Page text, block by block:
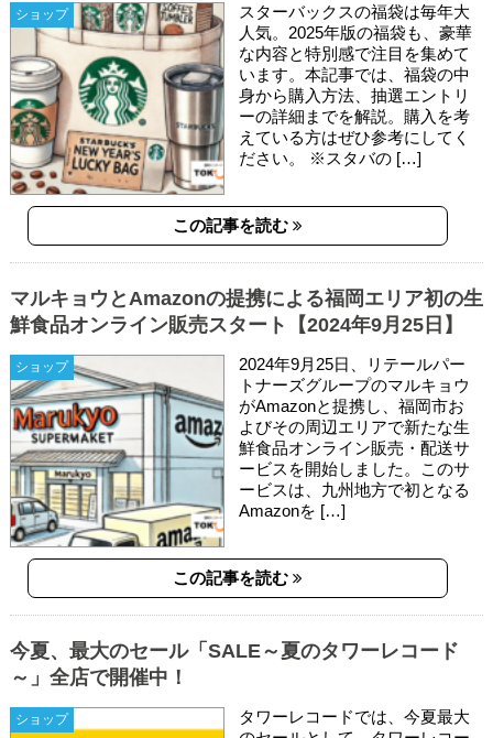
ショップ
スターバックスの福袋は毎年大
人気。2025年版の福袋も、豪華
な内容と特別感で注目を集めて
います。本記事では、福袋の中
身から購入方法、抽選エントリ
ーの詳細までを解説。購入を考
えている方はぜひ参考にしてく
ださい。 ※スタバの […]
この記事を読む
ショップ
マルキョウとAmazonの提携による福岡エリア初の生
鮮食品オンライン販売スタート【2024年9月25日】
2024年9月25日、リテールパー
トナーズグループのマルキョウ
がAmazonと提携し、福岡市お
よびその周辺エリアで新たな生
鮮食品オンライン販売・配送サ
ービスを開始しました。このサ
ービスは、九州地方で初となる
Amazonを […]
この記事を読む
ショップ
今夏、最大のセール「SALE～夏のタワーレコード
～」全店で開催中！
タワーレコードでは、今夏最大